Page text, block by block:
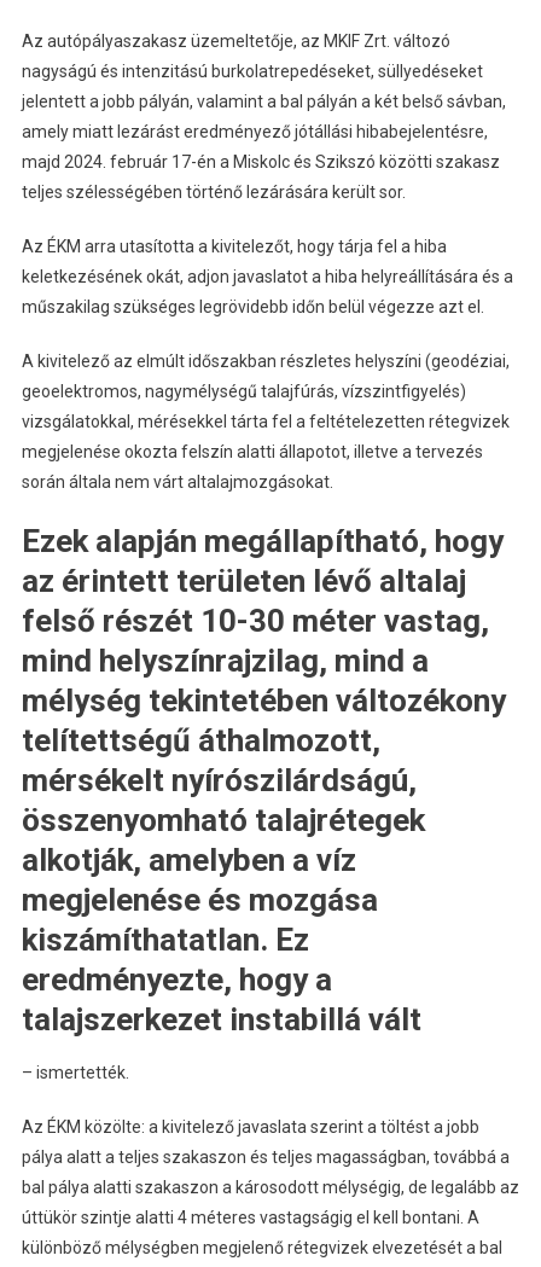
Az autópályaszakasz üzemeltetője, az MKIF Zrt. változó
nagyságú és intenzitású burkolatrepedéseket, süllyedéseket
jelentett a jobb pályán, valamint a bal pályán a két belső sávban,
amely miatt lezárást eredményező jótállási hibabejelentésre,
majd 2024. február 17-én a Miskolc és Szikszó közötti szakasz
teljes szélességében történő lezárására került sor.
Az ÉKM arra utasította a kivitelezőt, hogy tárja fel a hiba
keletkezésének okát, adjon javaslatot a hiba helyreállítására és a
műszakilag szükséges legrövidebb időn belül végezze azt el.
A kivitelező az elmúlt időszakban részletes helyszíni (geodéziai,
geoelektromos, nagymélységű talajfúrás, vízszintfigyelés)
vizsgálatokkal, mérésekkel tárta fel a feltételezetten rétegvizek
megjelenése okozta felszín alatti állapotot, illetve a tervezés
során általa nem várt altalajmozgásokat.
Ezek alapján megállapítható, hogy
az érintett területen lévő altalaj
felső részét 10-30 méter vastag,
mind helyszínrajzilag, mind a
mélység tekintetében változékony
telítettségű áthalmozott,
mérsékelt nyírószilárdságú,
összenyomható talajrétegek
alkotják, amelyben a víz
megjelenése és mozgása
kiszámíthatatlan. Ez
eredményezte, hogy a
talajszerkezet instabillá vált
– ismertették.
Az ÉKM közölte: a kivitelező javaslata szerint a töltést a jobb
pálya alatt a teljes szakaszon és teljes magasságban, továbbá a
bal pálya alatti szakaszon a károsodott mélységig, de legalább az
úttükör szintje alatti 4 méteres vastagságig el kell bontani. A
különböző mélységben megjelenő rétegvizek elvezetését a bal